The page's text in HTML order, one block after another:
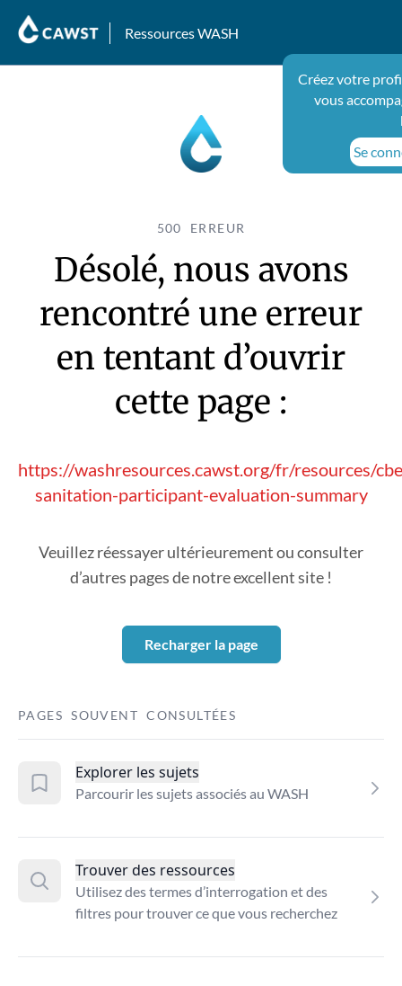
Ressources WASH
Créez votre
vous
Se
500 ERREUR
Désolé, nous avons
rencontré une erreur
en tentant d’ouvrir
cette page :
https://washresources.cawst.org/fr/resources/
sanitation-participant-evaluation-summary
Veuillez réessayer ultérieurement ou consulter
d’autres pages de notre excellent site !
Recharger la page
PAGES SOUVENT CONSULTÉES
Explorer les sujets
Parcourir les sujets associés au WASH
Trouver des ressources
Utilisez des termes d’interrogation et des
filtres pour trouver ce que vous recherchez